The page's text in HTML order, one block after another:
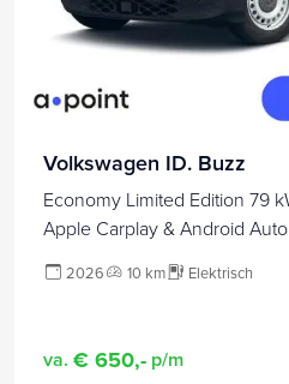
Volkswagen ID. Buzz
Economy Limited Edition 79
Apple Carplay & Android
2026 10 km Elektrisch
va. € 650,- p/m